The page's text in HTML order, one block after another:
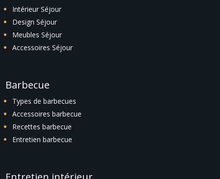
Intérieur Séjour
Design Séjour
Meubles Séjour
Accessoires Séjour
Barbecue
Types de barbecues
Accessoires barbecue
Recettes barbecue
Entretien barbecue